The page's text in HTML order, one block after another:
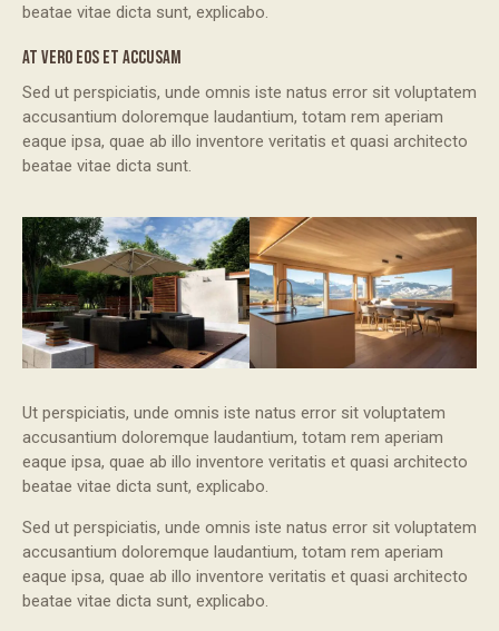
beatae vitae dicta sunt, explicabo.
AT VERO EOS ET ACCUSAM
Sed ut perspiciatis, unde omnis iste natus error sit voluptatem
accusantium doloremque laudantium, totam rem aperiam
eaque ipsa, quae ab illo inventore veritatis et quasi architecto
beatae vitae dicta sunt.
Ut perspiciatis, unde omnis iste natus error sit voluptatem
accusantium doloremque laudantium, totam rem aperiam
eaque ipsa, quae ab illo inventore veritatis et quasi architecto
beatae vitae dicta sunt, explicabo.
Sed ut perspiciatis, unde omnis iste natus error sit voluptatem
accusantium doloremque laudantium, totam rem aperiam
eaque ipsa, quae ab illo inventore veritatis et quasi architecto
beatae vitae dicta sunt, explicabo.